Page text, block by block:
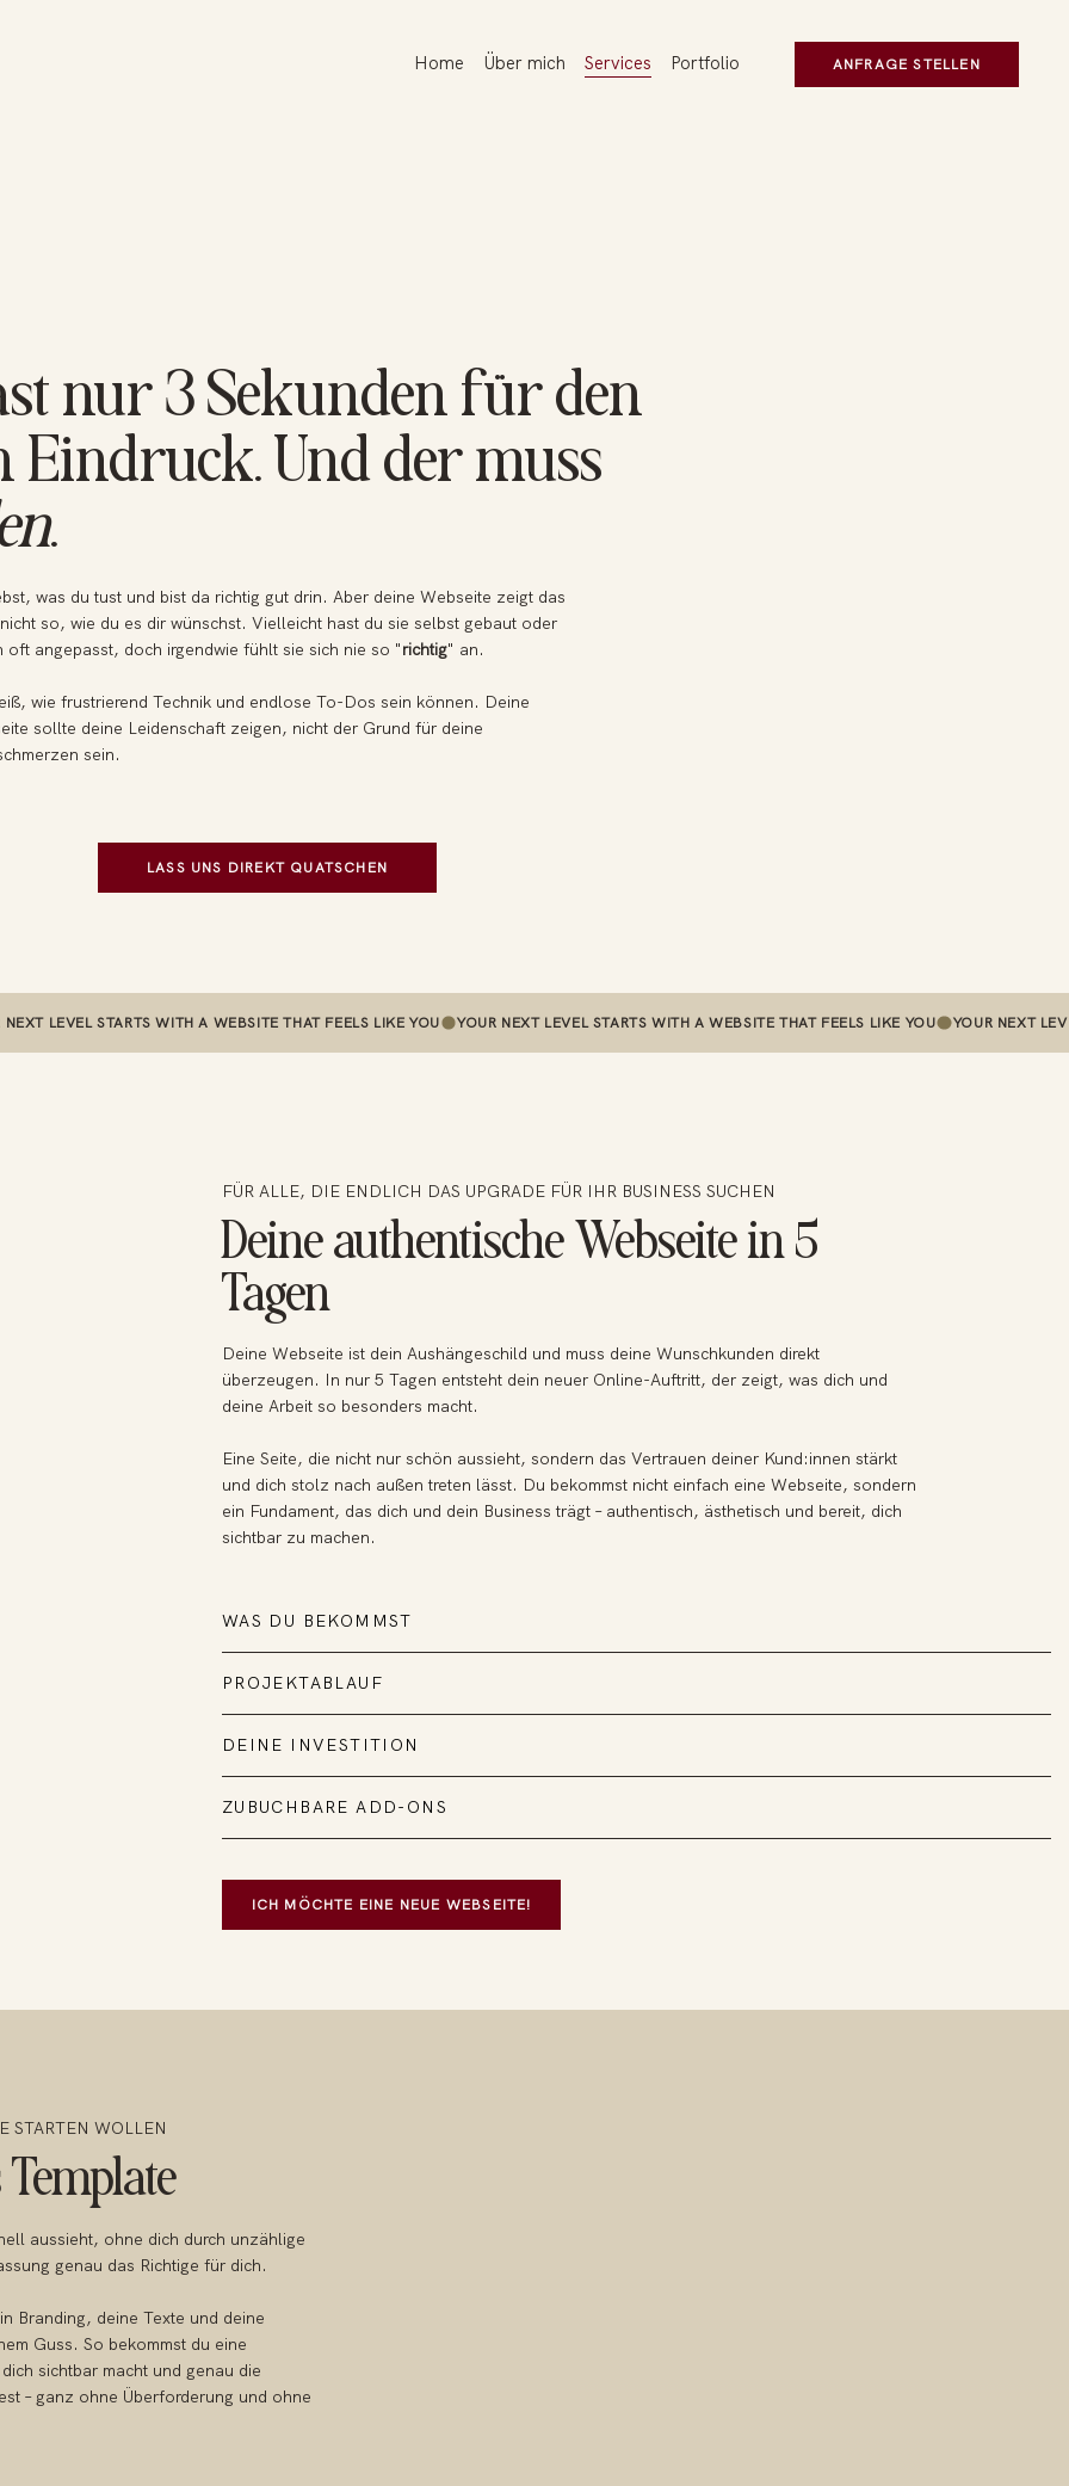
Home Über mich Services Portfolio ANFRAGE STELLEN
nur 3 Sekunden für den
Eindruck. Und der muss
.
was du tust und bist da richtig gut drin. Aber deine Webseite zeigt das
so, wie du es dir wünschst. Vielleicht hast du sie selbst gebaut oder
oft angepasst, doch irgendwie fühlt sie sich nie so "richtig" an.
wie frustrierend Technik und endlose To-Dos sein können. Deine
sollte deine Leidenschaft zeigen, nicht der Grund für deine
sein.
LASS UNS DIREKT QUATSCHEN
FÜR ALLE, DIE ENDLICH DAS UPGRADE FÜR IHR BUSINESS SUCHEN
Deine authentische Webseite in 5
Tagen
Deine Webseite ist dein Aushängeschild und muss deine Wunschkunden direkt
überzeugen. In nur 5 Tagen entsteht dein neuer Online-Auftritt, der zeigt, was dich und
deine Arbeit so besonders macht.
Eine Seite, die nicht nur schön aussieht, sondern das Vertrauen deiner Kund:innen stärkt
und dich stolz nach außen treten lässt. Du bekommst nicht einfach eine Webseite, sondern
ein Fundament, das dich und dein Business trägt – authentisch, ästhetisch und bereit, dich
sichtbar zu machen.
WAS DU BEKOMMST
PROJEKTABLAUF
DEINE INVESTITION
ZUBUCHBARE ADD-ONS
ICH MÖCHTE EINE NEUE WEBSEITE!
STARTEN WOLLEN
aussieht, ohne dich durch unzählige
genau das Richtige für dich.
Branding, deine Texte und deine
Guss. So bekommst du eine
sichtbar macht und genau die
– ganz ohne Überforderung und ohne